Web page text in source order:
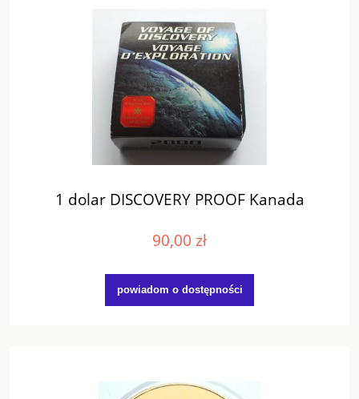
1 dolar DISCOVERY PROOF Kanada
90,00 zł
powiadom o dostępności